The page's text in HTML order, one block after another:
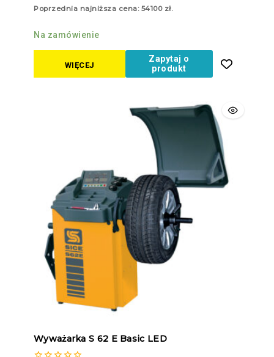
5
Poprzednia najniższa cena: 54100 zł.
Na zamówienie
WIĘCEJ
Zapytaj o
produkt
Wyważarka S 62 E Basic LED